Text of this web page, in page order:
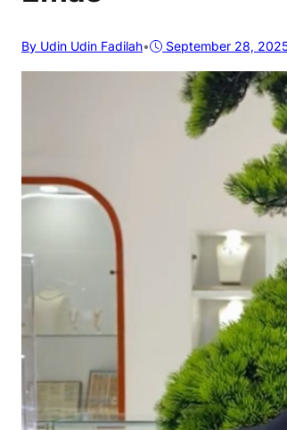
By Udin Udin Fadilah• September 28,